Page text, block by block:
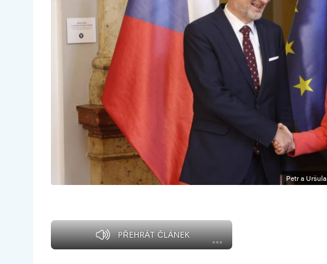
Petr a
PŘEHRÁT ČLÁNEK